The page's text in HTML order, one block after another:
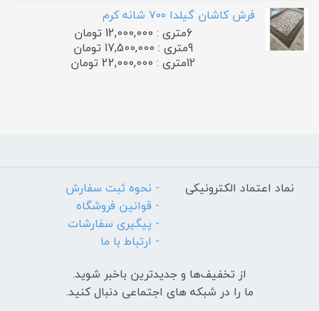
فرش کاشان گیلدا ۷۰۰ شانه کرم
6متری : 12,000,000 تومان
9متری : 17,500,000 تومان
12متری : 22,000,000 تومان
نماد اعتماد الکترونیکی
- نحوه ثبت سفارش
- قوانین فروشگاه
- پیگیری سفارشات
- ارتباط با ما
از تخفیف‌ها و جدیدترین‌ باخبر شوید.
ما را در شبکه های اجتماعی دنبال کنید.